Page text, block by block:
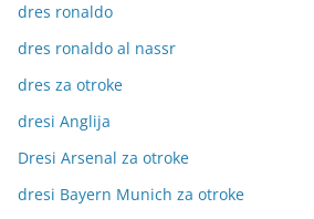
dres ronaldo
dres ronaldo al nassr
dres za otroke
dresi Anglija
Dresi Arsenal za otroke
dresi Bayern Munich za otroke